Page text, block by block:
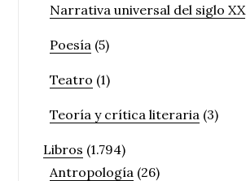
Narrativa universal del siglo XX
Poesía (5)
Teatro (1)
Teoría y crítica literaria (3)
Libros (1.794)
Antropología (26)